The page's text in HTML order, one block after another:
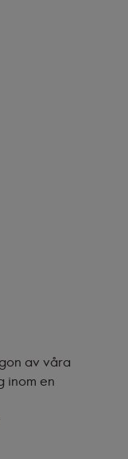
av våra
inom en